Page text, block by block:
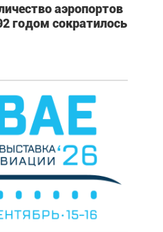
аэропортов
годом сократилось